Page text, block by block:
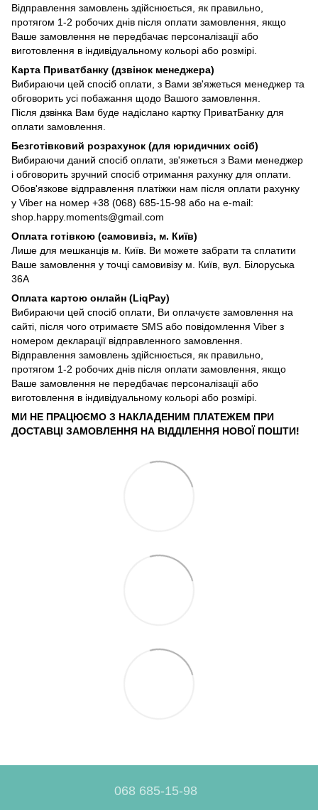
Відправлення замовлень здійснюється, як правильно,
протягом 1-2 робочих днів після оплати замовлення, якщо
Ваше замовлення не передбачає персоналізації або
виготовлення в індивідуальному кольорі або розмірі.
Карта Приватбанку (дзвінок менеджера)
Вибираючи цей спосіб оплати, з Вами зв'яжеться менеджер та
обговорить усі побажання щодо Вашого замовлення.
Після дзвінка Вам буде надіслано картку ПриватБанку для
оплати замовлення.
Безготівковий розрахунок (для юридичних осіб)
Вибираючи даний спосіб оплати, зв'яжеться з Вами менеджер
і обговорить зручний спосіб отримання рахунку для оплати.
Обов'язкове відправлення платіжки нам після оплати рахунку
у Viber на номер +38 (068) 685-15-98 або на e-mail:
shop.happy.moments@gmail.com
Оплата готівкою (самовивіз, м. Київ)
Лише для мешканців м. Київ. Ви можете забрати та сплатити
Ваше замовлення у точці самовивізу м. Київ, вул. Білоруська
36А
Оплата картою онлайн (LiqPay)
Вибираючи цей спосіб оплати, Ви оплачуєте замовлення на
сайті, після чого отримаєте SMS або повідомлення Viber з
номером декларації відправленного замовлення.
Відправлення замовлень здійснюється, як правильно,
протягом 1-2 робочих днів після оплати замовлення, якщо
Ваше замовлення не передбачає персоналізації або
виготовлення в індивідуальному кольорі або розмірі.
МИ НЕ ПРАЦЮЄМО З НАКЛАДЕНИМ ПЛАТЕЖЕМ ПРИ
ДОСТАВЦІ ЗАМОВЛЕННЯ НА ВІДДІЛЕННЯ НОВОЇ ПОШТИ!
068 685-15-98